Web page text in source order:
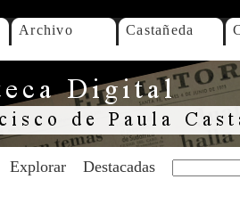
Archivo Castañeda
Explorar Destacadas